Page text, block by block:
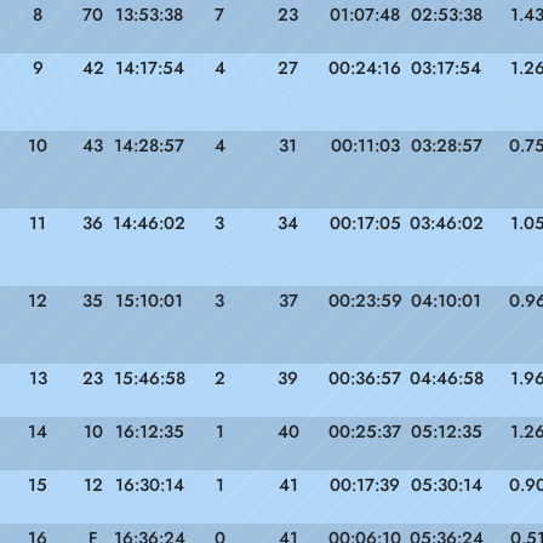
8 70 13:53:38 7 23 01:07:48 02:53:38 1.43
9 42 14:17:54 4 27 00:24:16 03:17:54
10 43 14:28:57 4 31 00:11:03 03:28:57
11 36 14:46:02 3 34 00:17:05 03:46:02
12 35 15:10:01 3 37 00:23:59 04:10:01
13 23 15:46:58 2 39 00:36:57 04:46:58
14 10 16:12:35 1 40 00:25:37 05:12:35
15 12 16:30:14 1 41 00:17:39 05:30:14